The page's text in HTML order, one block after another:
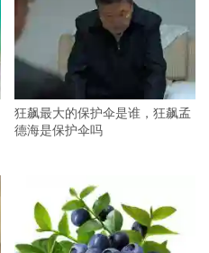
狂飙最大的保护伞是谁，狂飙孟
德海是保护伞吗